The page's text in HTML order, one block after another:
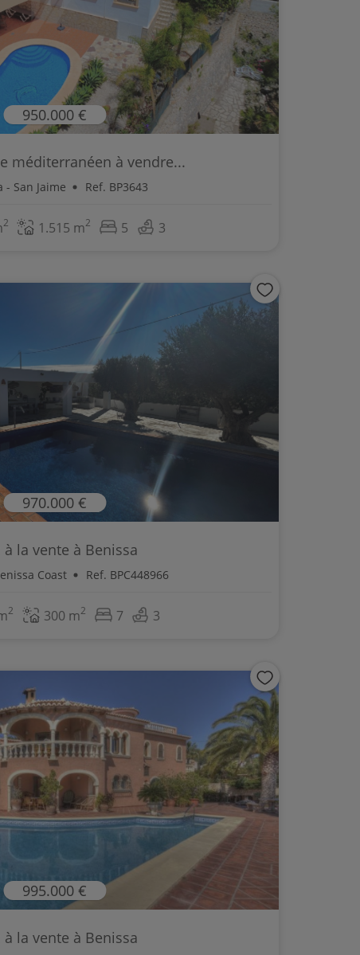
950.000 €
méditerranéen à vendre...
- San Jaime Ref. BP3643
2 1.515 m2 5 3
970.000 €
à la vente à Benissa
Coast Ref. BPC448966
2 300 m2 7 3
995.000 €
à la vente à Benissa